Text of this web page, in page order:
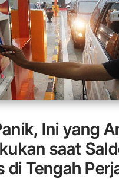
Ini yang
saat
di Tengah